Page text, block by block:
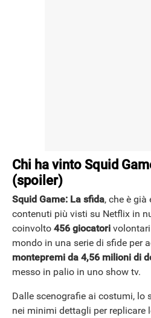
Chi ha vinto Squid
(spoiler)
Squid Game: La sfida, che è già
contenuti più visti su Netflix in
coinvolto 456 giocatori
mondo in una serie di sfide per
montepremi da 4,56 milioni di
messo in palio in uno show tv.
Dalle scenografie ai costumi, lo
nei minimi dettagli per replicare